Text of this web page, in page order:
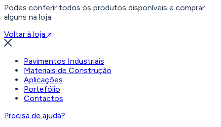
Podes conferir todos os produtos disponíveis e comprar
alguns na loja
Voltar à loja
Pavimentos Industriais
Materiais de Construção
Aplicações
Portefólio
Contactos
Precisa de ajuda?